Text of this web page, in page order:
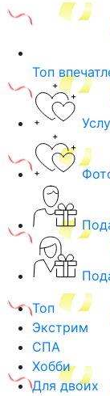
Топ
Топ
Экстрим
СПА
Хобби
Для двоих